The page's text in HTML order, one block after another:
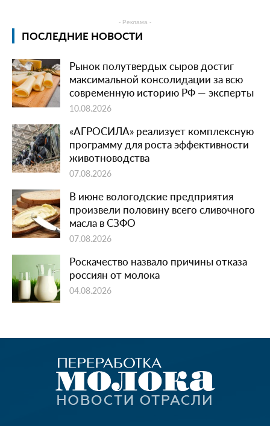
- Реклама -
ПОСЛЕДНИЕ НОВОСТИ
Рынок полутвердых сыров достиг
максимальной консолидации за всю
современную историю РФ — эксперты
10.08.2026
«АГРОСИЛА» реализует комплексную
программу для роста эффективности
животноводства
07.08.2026
В июне вологодские предприятия
произвели половину всего сливочного
масла в СЗФО
07.08.2026
Роскачество назвало причины отказа
россиян от молока
04.08.2026